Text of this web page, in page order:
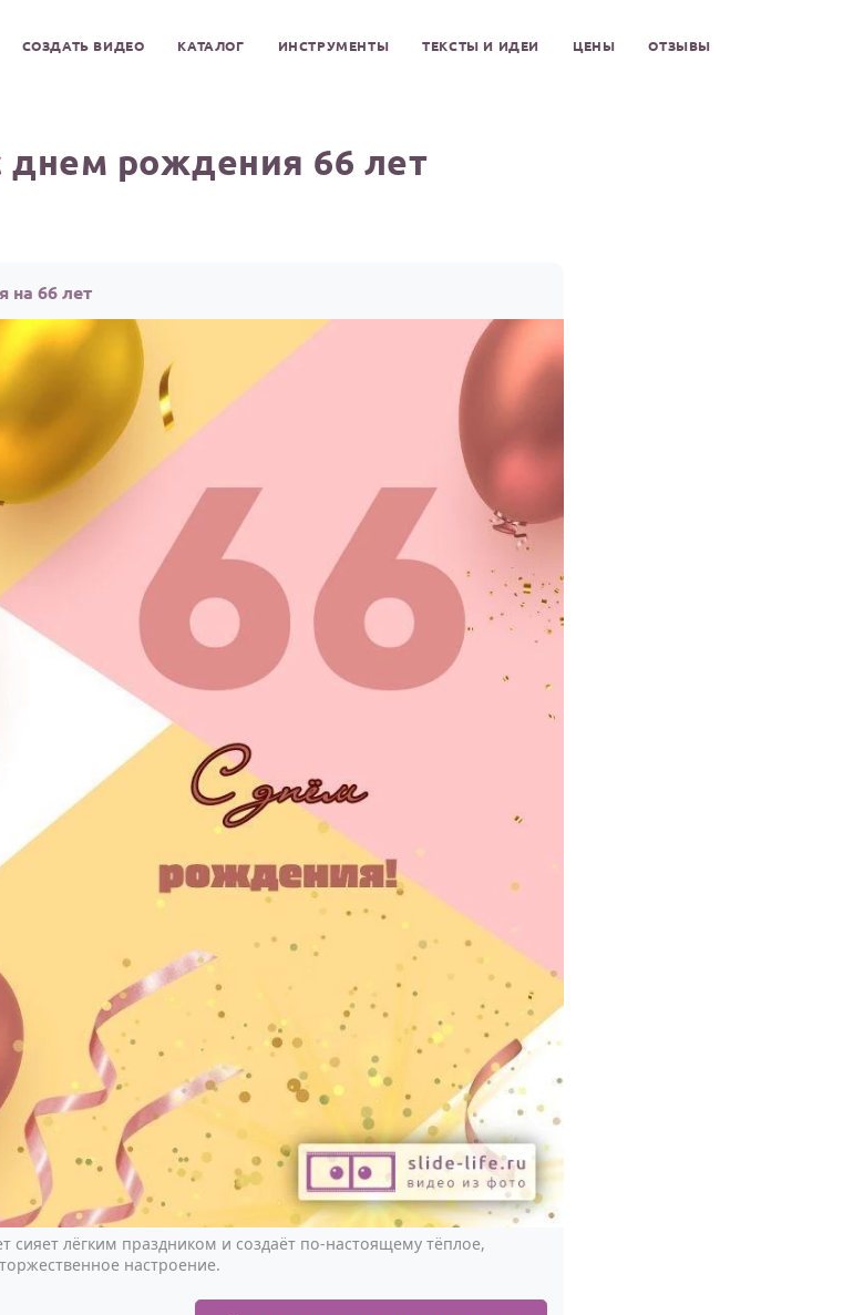
СОЗДАТЬ ВИДЕО КАТАЛОГ ИНСТРУМЕНТЫ ТЕКСТЫ И ИДЕИ ЦЕНЫ ОТЗЫВЫ
днем рождения 66 лет
на 66 лет
сияет лёгким праздником и создаёт по-настоящему тёплое,
торжественное настроение.